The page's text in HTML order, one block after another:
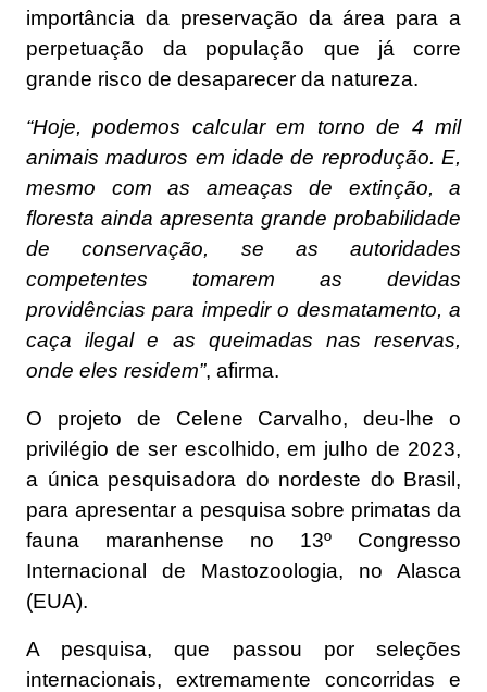
importância da preservação da área para a
perpetuação da população que já corre
grande risco de desaparecer da natureza.
“Hoje, podemos calcular em torno de 4 mil
animais maduros em idade de reprodução. E,
mesmo com as ameaças de extinção, a
floresta ainda apresenta grande probabilidade
de conservação, se as autoridades
competentes tomarem as devidas
providências para impedir o desmatamento, a
caça ilegal e as queimadas nas reservas,
onde eles residem”, afirma.
O projeto de Celene Carvalho, deu-lhe o
privilégio de ser escolhido, em julho de 2023,
a única pesquisadora do nordeste do Brasil,
para apresentar a pesquisa sobre primatas da
fauna maranhense no 13º Congresso
Internacional de Mastozoologia, no Alasca
(EUA).
A pesquisa, que passou por seleções
internacionais, extremamente concorridas e